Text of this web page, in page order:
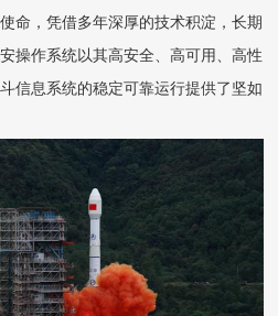
命，凭借多年深厚的技术积淀，长期
操作系统以其高安全、高可用、高性
信息系统的稳定可靠运行提供了坚如